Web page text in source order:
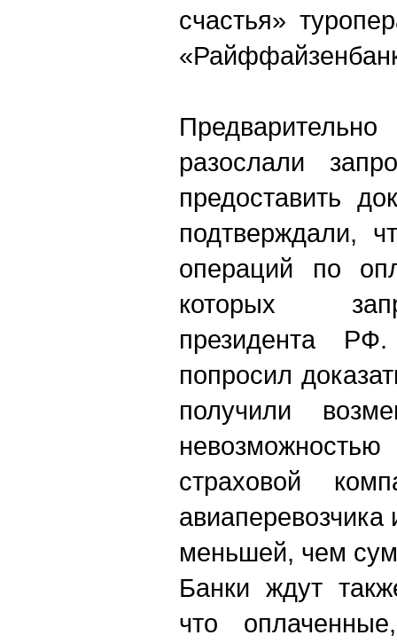
счастья»
разослали
предоставить
подтверждали,
операций по
которых
президента
попросил
получили
страховой
меньшей, чем
Банки ждут
что